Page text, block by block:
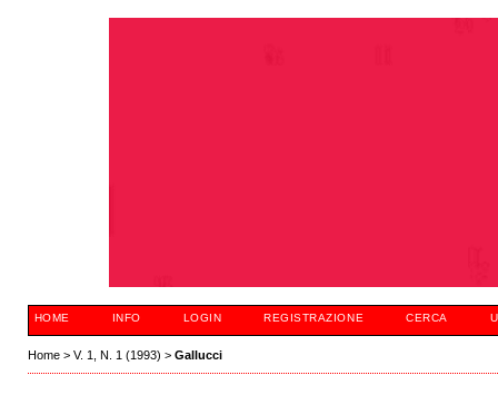
HOME INFO LOGIN REGISTRAZIONE CERCA
Home> V. 1, N. 1 (1993) > Gallucci